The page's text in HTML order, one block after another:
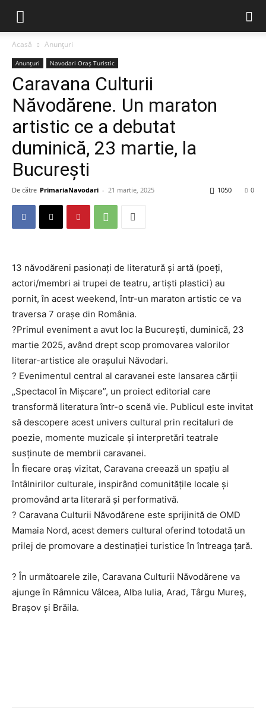
Acasă Anunțuri
Anunțuri Navodari Oraș Turistic
Caravana Culturii
Năvodărene. Un maraton
artistic ce a debutat
duminică, 23 martie, la
București
De către PrimariaNavodari - 21 martie, 2025 0
1050
13 năvodăreni pasionați de literatură și artă (poeți,
actori/membri ai trupei de teatru, artiști plastici) au
pornit, în acest weekend, într-un maraton artistic ce va
traversa 7 orașe din România.
?Primul eveniment a avut loc la București, duminică, 23
martie 2025, având drept scop promovarea valorilor
literar-artistice ale orașului Năvodari.
? Evenimentul central al caravanei este lansarea cărții
„Spectacol în Mișcare”, un proiect editorial care
transformă literatura într-o scenă vie. Publicul este invitat
să descopere acest univers cultural prin recitaluri de
poezie, momente muzicale și interpretări teatrale
susținute de membrii caravanei.
În fiecare oraș vizitat, Caravana creează un spațiu al
întâlnirilor culturale, inspirând comunitățile locale și
promovând arta literară și performativă.
? Caravana Culturii Năvodărene este sprijinită de OMD
Mamaia Nord, acest demers cultural oferind totodată un
prilej de promovare a destinației turistice în întreaga țară.
? În următoarele zile, Caravana Culturii Năvodărene va
ajunge în Râmnicu Vâlcea, Alba Iulia, Arad, Târgu Mureș,
Brașov și Brăila.